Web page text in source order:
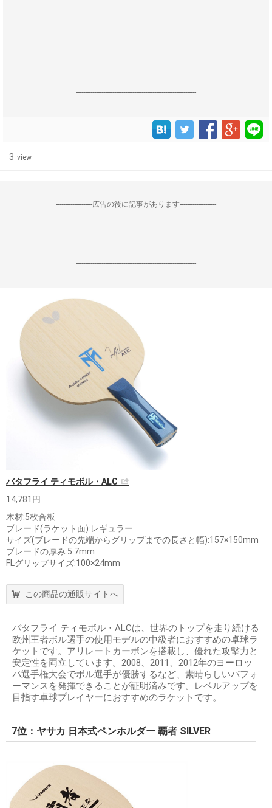
------------------------------------------------------------------
3 view
--------------------広告の後に記事があります--------------------
------------------------------------------------------------------
バタフライ ティモボル・ALC
14,781円
木材:5枚合板
ブレード(ラケット面):レギュラー
サイズ(ブレードの先端からグリップまでの長さと幅):157×150mm
ブレードの厚み:5.7mm
FLグリップサイズ:100×24mm
この商品の通販サイトへ
バタフライ ティモボル・ALCは、世界のトップを走り続ける
欧州王者ボル選手の使用モデルの中級者におすすめの卓球ラ
ケットです。アリレートカーボンを搭載し、優れた攻撃力と
安定性を両立しています。2008、2011、2012年のヨーロッ
パ選手権大会でボル選手が優勝するなど、素晴らしいパフォ
ーマンスを発揮できることが証明済みです。レベルアップを
目指す卓球プレイヤーにおすすめのラケットです。
7位：ヤサカ 日本式ペンホルダー 覇者 SILVER